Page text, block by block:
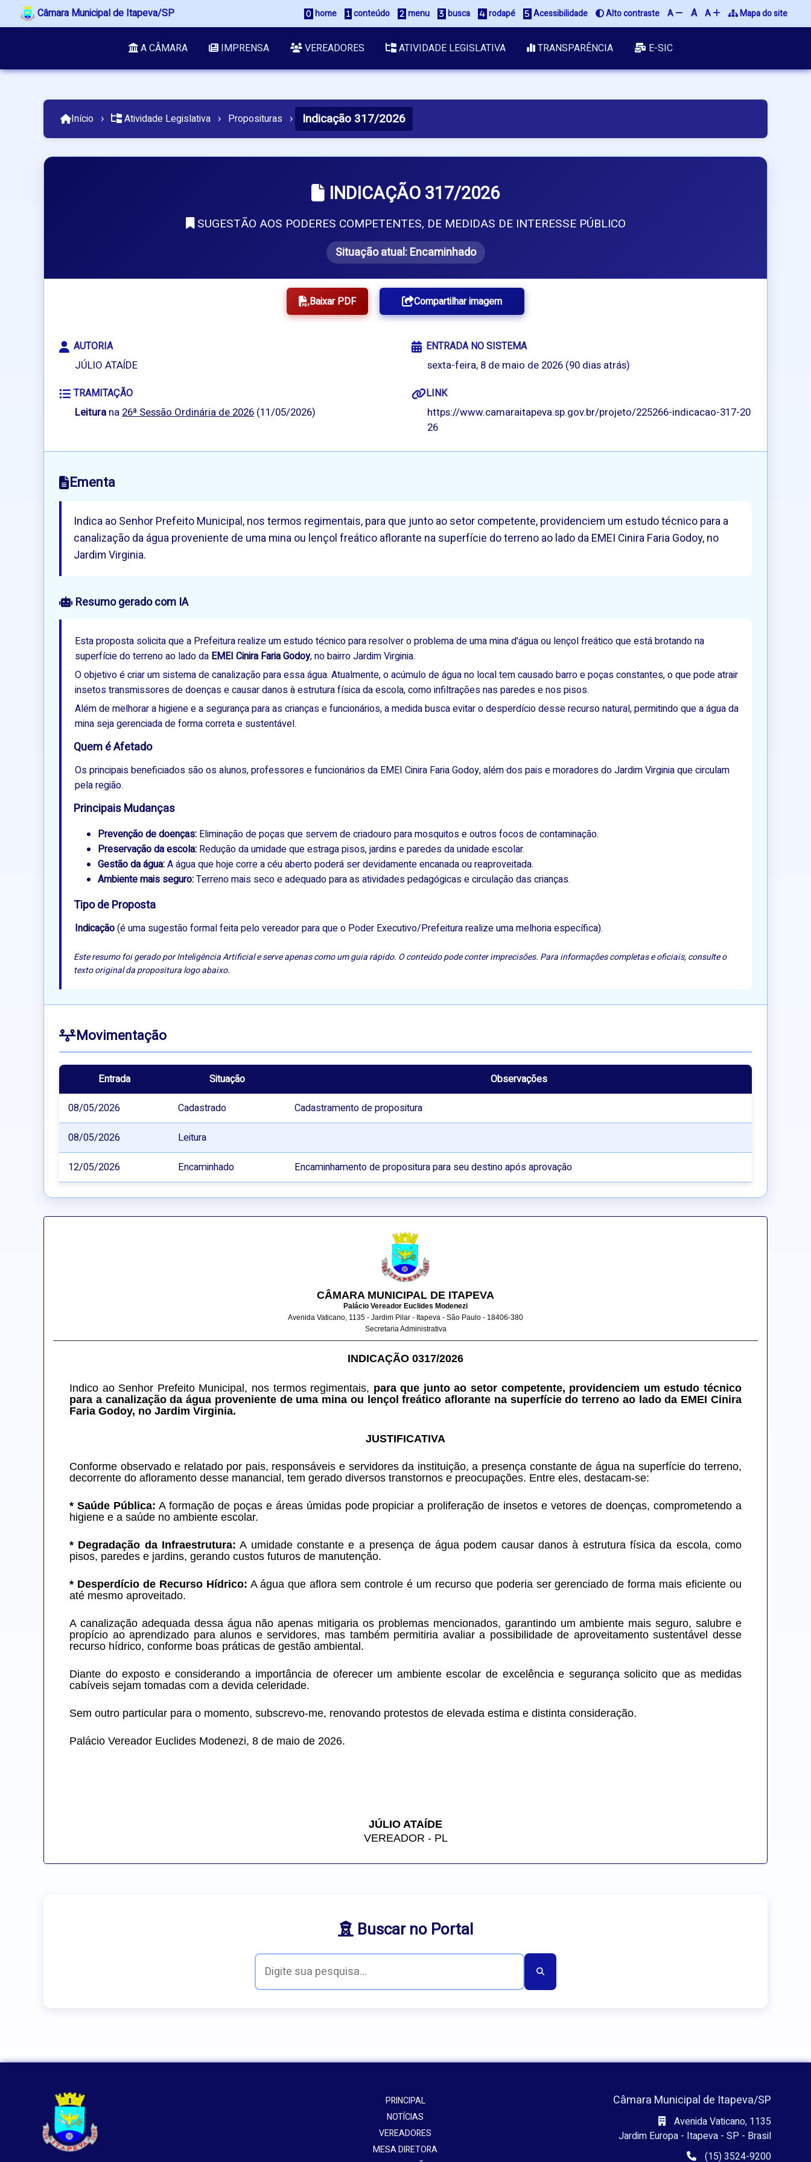
Câmara Municipal de Itapeva/SP home conteúdo menu busca rodapé Acessibilidade Alto contraste A A A Mapa do site
A CÂMARA IMPRENSA VEREADORES ATIVIDADE LEGISLATIVA TRANSPARÊNCIA E-SIC
Início › Atividade Legislativa › Proposituras › Indicação 317/2026
INDICAÇÃO 317/2026
SUGESTÃO AOS PODERES COMPETENTES, DE MEDIDAS DE INTERESSE PÚBLICO
Situação atual:Encaminhado
Baixar PDF Compartilhar imagem
AUTORIA
JÚLIO ATAÍDE
ENTRADA NO SISTEMA
sexta-feira, 8 de maio de 2026 (90 dias atrás)
TRAMITAÇÃO
Leitura na26ª Sessão Ordinária de 2026 (11/05/2026)
LINK
https://www.camaraitapeva.sp.gov.br/projeto/225266-indicacao-317-20
26
Ementa
Indica ao Senhor Prefeito Municipal, nos termos regimentais, para que junto ao setor competente, providenciem um estudo técnico para a
canalização da água proveniente de uma mina ou lençol freático aflorante na superfície do terreno ao lado da EMEI Cinira Faria Godoy, no
Jardim Virginia.
Resumo gerado com IA
Esta proposta solicita que a Prefeitura realize um estudo técnico para resolver o problema de uma mina d'água ou lençol freático que está brotando na
superfície do terreno ao lado da EMEI Cinira Faria Godoy, no bairro Jardim Virginia.
O objetivo é criar um sistema de canalização para essa água. Atualmente, o acúmulo de água no local tem causado barro e poças constantes, o que pode atrair
insetos transmissores de doenças e causar danos à estrutura física da escola, como infiltrações nas paredes e nos pisos.
Além de melhorar a higiene e a segurança para as crianças e funcionários, a medida busca evitar o desperdício desse recurso natural, permitindo que a água da
mina seja gerenciada de forma correta e sustentável.
Quem é Afetado
Os principais beneficiados são os alunos, professores e funcionários da EMEI Cinira Faria Godoy, além dos pais e moradores do Jardim Virginia que circulam
pela região.
Principais Mudanças
Prevenção de doenças: Eliminação de poças que servem de criadouro para mosquitos e outros focos de contaminação.
Preservação da escola: Redução da umidade que estraga pisos, jardins e paredes da unidade escolar.
Gestão da água:A água que hoje corre a céu aberto poderá ser devidamente encanada ou reaproveitada.
Ambiente mais seguro:Terreno mais seco e adequado para as atividades pedagógicas e circulação das crianças.
Tipo de Proposta
Indicação(é uma sugestão formal feita pelo vereador para que o Poder Executivo/Prefeitura realize uma melhoria específica).
Este resumo foi gerado por Inteligência Artificial e serve apenas como um guia rápido. O conteúdo pode conter imprecisões. Para informações completas e oficiais, consulte o
texto original da propositura logo abaixo.
Movimentação
Entrada Situação
Observações
08/05/2026
Cadastrado Cadastramento de propositura
08/05/2026 Leitura
12/05/2026 Encaminhado Encaminhamento de propositura para seu destino após aprovação
CÂMARA MUNICIPAL DE ITAPEVA
Palácio Vereador Euclides Modenezi
Avenida Vaticano, 1135 - Jardim Pilar - Itapeva - São Paulo - 18406-380
Secretaria Administrativa
INDICAÇÃO 0317/2026
Indico ao Senhor Prefeito Municipal, nos termos regimentais, para que junto ao setor competente, providenciem um estudo técnico
para a canalização da água proveniente de uma mina ou lençol freático aflorante na superfície do terreno ao lado da EMEI Cinira
Faria Godoy, no Jardim Virginia.
JUSTIFICATIVA
Conforme observado e relatado por pais, responsáveis e servidores da instituição, a presença constante de água na superfície do terreno,
decorrente do afloramento desse manancial, tem gerado diversos transtornos e preocupações. Entre eles, destacam-se:
* Saúde Pública: A formação de poças e áreas úmidas pode propiciar a proliferação de insetos e vetores de doenças, comprometendo a
higiene e a saúde no ambiente escolar.
* Degradação da Infraestrutura: A umidade constante e a presença de água podem causar danos à estrutura física da escola, como
pisos, paredes e jardins, gerando custos futuros de manutenção.
* Desperdício de Recurso Hídrico: A água que aflora sem controle é um recurso que poderia ser gerenciado de forma mais eficiente ou
até mesmo aproveitado.
A canalização adequada dessa água não apenas mitigaria os problemas mencionados, garantindo um ambiente mais seguro, salubre e
propício ao aprendizado para alunos e servidores, mas também permitiria avaliar a possibilidade de aproveitamento sustentável desse
recurso hídrico, conforme boas práticas de gestão ambiental.
Diante do exposto e considerando a importância de oferecer um ambiente escolar de excelência e segurança solicito que as medidas
cabíveis sejam tomadas com a devida celeridade.
Sem outro particular para o momento, subscrevo-me, renovando protestos de elevada estima e distinta consideração.
Palácio Vereador Euclides Modenezi, 8 de maio de 2026.
JÚLIO ATAÍDE
VEREADOR - PL
Buscar no Portal
PRINCIPAL
NOTÍCIAS
VEREADORES
MESA DIRETORA
Câmara Municipal de Itapeva/SP
Avenida Vaticano, 1135
Jardim Europa - Itapeva - SP - Brasil
(15) 3524-9200